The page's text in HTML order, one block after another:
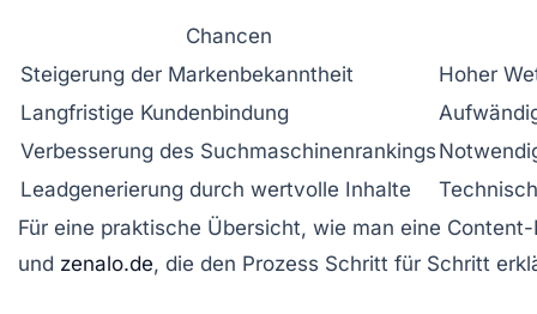
Chancen
Steigerung der Markenbekanntheit
Hoher
Langfristige Kundenbindung
Verbesserung des Suchmaschinenrankings
Leadgenerierung durch wertvolle Inhalte
Für eine praktische Übersicht, wie man eine
und zenalo.de, die den Prozess Schritt für Schritt